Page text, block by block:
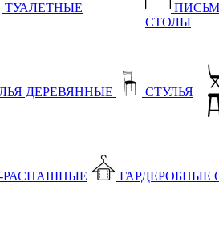
ТУАЛЕТНЫЕ
СТОЛЫ
ДЕРЕВЯННЫЕ
СТУЛЬЯ
ГАРДЕРОБНЫЕ